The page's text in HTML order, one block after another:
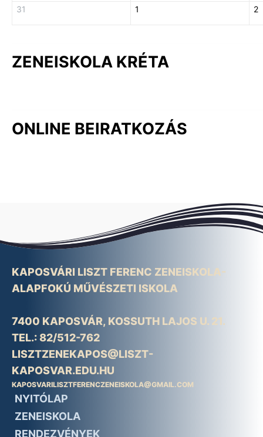
31 1 2
ZENEISKOLA KRÉTA
ONLINE BEIRATKOZÁS
KAPOSVÁRI LISZT FERENC ZENEISKOLA-
ALAPFOKÚ MŰVÉSZETI ISKOLA
7400 KAPOSVÁR, KOSSUTH LAJOS U. 21.
TEL.: 82/512-762
LISZTZENEKAPOS@LISZT-
KAPOSVAR.EDU.HU
KAPOSVARILISZTFERENCZENEISKOLA@GMAIL.COM
NYITÓLAP
ZENEISKOLA
RENDEZVÉNYEK